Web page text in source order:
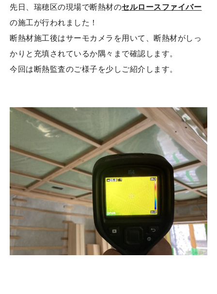
先日、瑞穂区の現場で断熱材のセルロースファイバー
の施工が行われました！
断熱材施工後はサーモカメラを用いて、断熱材がしっ
かりと充填されているか隅々まで確認します。
今回は断熱監査のご様子を少しご紹介します。